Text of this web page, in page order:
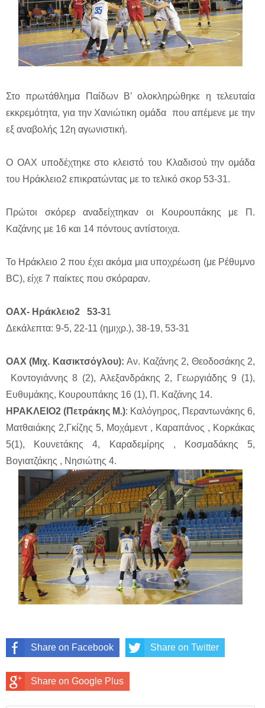
Στο πρωτάθλημα Παίδων Β’ ολοκληρώθηκε η τελευταία
εκκρεμότητα, για την Χανιώτικη ομάδα που απέμενε με την
εξ αναβολής 12η αγωνιστική.
Ο ΟΑΧ υποδέχτηκε στο κλειστό του Κλαδισού την ομάδα
του Ηράκλειο2 επικρατώντας με το τελικό σκορ 53-31.
Πρώτοι σκόρερ αναδείχτηκαν οι Κουρουπάκης με Π.
Καζάνης με 16 και 14 πόντους αντίστοιχα.
Το Ηράκλειο 2 που έχει ακόμα μια υποχρέωση (με Ρέθυμνο
BC), είχε 7 παίκτες που σκόραραν.
ΟΑΧ- Ηράκλειο2 53-31
Δεκάλεπτα: 9-5, 22-11 (ημιχρ.), 38-19, 53-31
ΟAX (Μιχ. Κασικτσόγλου): Αν. Καζάνης 2, Θεοδοσάκης 2,
Κοντογιάννης 8 (2), Αλεξανδράκης 2, Γεωργιάδης 9 (1),
Ευθυμάκης, Κουρουπάκης 16 (1), Π. Καζάνης 14.
ΗΡΑΚΛΕΙΟ2 (Πετράκης Μ.): Καλόγηρος, Περαντωνάκης 6,
Ματθαιάκης 2,Γκίζης 5, Μοχάμεντ , Καραπάνος , Κορκάκας
5(1), Κουνετάκης 4, Καραδεμίρης , Κοσμαδάκης 5,
Βογιατζάκης , Νησιώτης 4.
Share on Facebook Share on Twitter
Share on Google Plus